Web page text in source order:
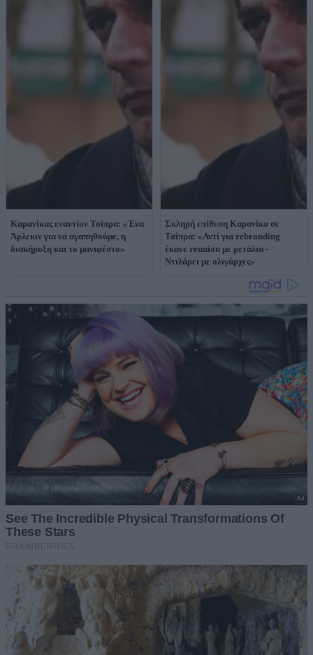
Καρανίκας εναντίον Τσίπρα: «Ένα
Άρλεκιν για να αγαπηθούμε, η
διακήρυξη και το μανιφέστο»
Σκληρή επίθεση Καρανίκα σε
Τσίπρα: «Αντί για rebranding
έκανε reunion με ρετάλια -
Ντιλάρει με ολιγάρχες»